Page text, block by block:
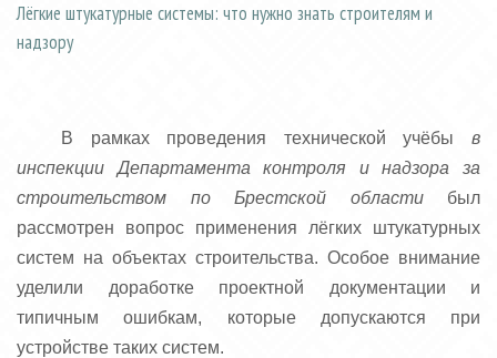
Лёгкие штукатурные системы: что нужно знать строителям и
надзору
В рамках проведения технической учёбы в
инспекции Департамента контроля и надзора за
строительством по Брестской областибыл
рассмотрен вопрос применения лёгких штукатурных
систем на объектах строительства. Особое внимание
уделили доработке проектной документации и
типичным ошибкам, которые допускаются при
устройстве таких систем.